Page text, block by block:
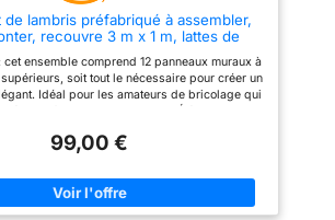
de lambris préfabriqué à assembler,
recouvre 3 m x 1 m, lattes de
ensemble comprend 12 panneaux muraux à
soit tout le nécessaire pour créer un
Idéal pour les amateurs de bricolage qui
créer un design mural 3D unique. Idéal pour
au salon. Facile à installer : notre kit de
rapidement à l'aide d'adhésif, de clous ou
de fixation non inclus). Pour un résultat
99,00 €